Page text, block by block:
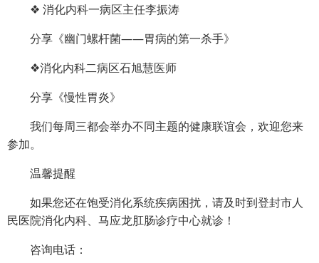
❖ 消化内科一病区主任李振涛
分享《幽门螺杆菌——胃病的第一杀手》
❖消化内科二病区石旭慧医师
分享《慢性胃炎》
我们每周三都会举办不同主题的健康联谊会，欢迎您来
参加。
温馨提醒
如果您还在饱受消化系统疾病困扰，请及时到登封市人
民医院消化内科、马应龙肛肠诊疗中心就诊！
咨询电话：